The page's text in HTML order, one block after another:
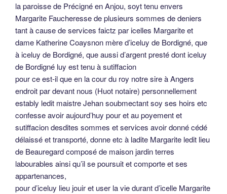
la paroisse de Précigné en Anjou, soyt tenu envers
Margarite Faucheresse de plusieurs sommes de deniers
tant à cause de services faictz par icelles Margarite et
dame Katherine Coaysnon mère d’iceluy de Bordigné, que
à iceluy de Bordigné, que aussi d’argent presté dont iceluy
de Bordigné luy est tenu à sutiffacion
pour ce est-il que en la cour du roy notre sire à Angers
endroit par devant nous (Huot notaire) personnellement
estably ledit maistre Jehan soubmectant soy ses hoirs etc
confesse avoir aujourd’huy pour et au poyement et
sutiffacion desdites sommes et services avoir donné cédé
délaissé et transporté, donne etc à ladite Margarite ledit lieu
de Beauregard composé de maison jardin terres
labourables ainsi qu’il se poursuit et comporte et ses
appartenances,
pour d’iceluy lieu jouir et user la vie durant d’icelle Margarite